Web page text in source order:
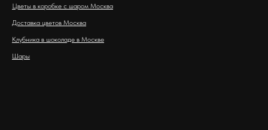
Цветы в коробке с шаром Москва
Доставка цветов Москва
Клубника в шоколаде в Москве
Шары